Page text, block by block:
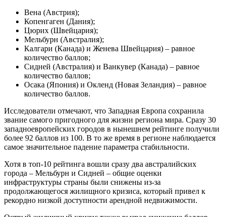
Вена (Австрия);
Копенгаген (Дания);
Цюрих (Швейцария);
Мельбурн (Австралия);
Калгари (Канада) и Женева Швейцария) – равное
количество баллов;
Сидней (Австралия) и Ванкувер (Канада) – равное
количество баллов;
Осака (Япония) и Окленд (Новая Зеландия) – равное
количество баллов.
Исследователи отмечают, что Западная Европа сохранила
звание самого пригодного для жизни региона мира. Сразу 30
западноевропейских городов в нынешнем рейтинге получили
более 92 баллов из 100. В то же время в регионе наблюдается
самое значительное падение параметра стабильности.
Хотя в топ-10 рейтинга вошли сразу два австралийских
города – Мельбурн и Сидней – общие оценки
инфраструктуры страны были снижены из-за
продолжающегося жилищного кризиса, который привел к
рекордно низкой доступности арендной недвижимости.